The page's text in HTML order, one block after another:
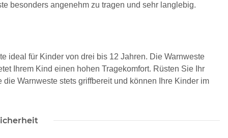
besonders angenehm zu tragen und sehr langlebig.
ideal für Kinder von drei bis 12 Jahren. Die Warnweste
Ihrem Kind einen hohen Tragekomfort. Rüsten Sie Ihr
Warnweste stets griffbereit und können Ihre Kinder im